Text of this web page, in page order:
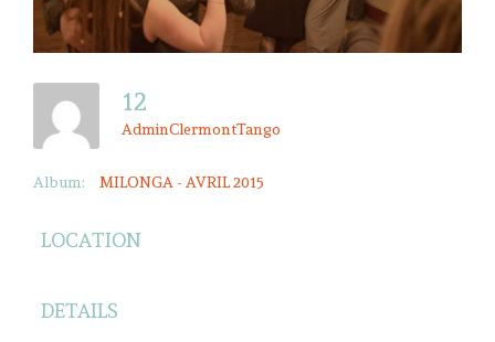
12
AdminClermontTango
Album: MILONGA - AVRIL 2015
LOCATION
DETAILS